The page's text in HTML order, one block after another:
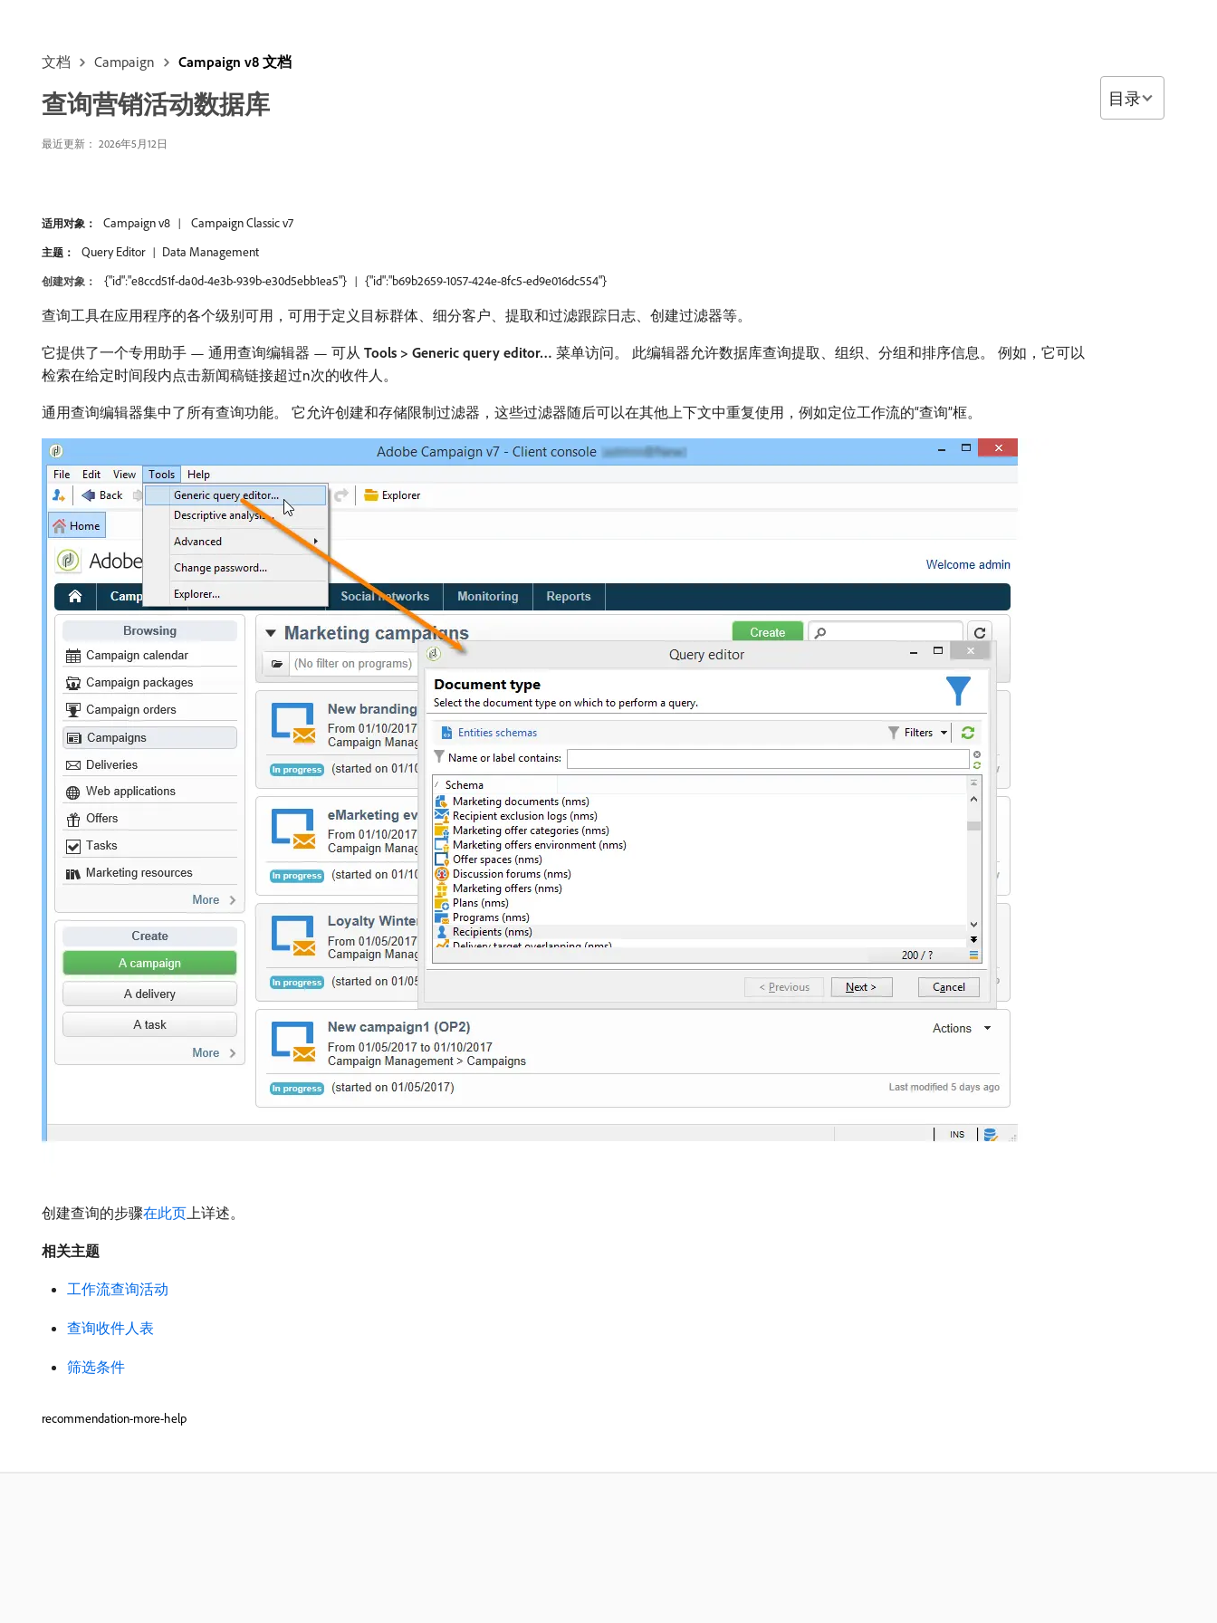
文档 Campaign Campaign v8 文档
查询营销活动数据库
最近更新： 2026年5月12日
适用对象： Campaign v8 Campaign Classic v7
主题： Query Editor Data Management
创建对象： {"id":"e8ccd51f-da0d-4e3b-939b-e30d5ebb1ea5"} {"id":"b69b2659-1057-424e-8fc5-ed9e016dc554"}
查询工具在应用程序的各个级别可用，可用于定义目标群体、细分客户、提取和过滤跟踪日志、创建过滤器等。
它提供了一个专用助手 — 通用查询编辑器 — 可从​ Tools > Generic query editor… ​菜单访问。 此编辑器允许数据库查询提取、组织、分组和排序信息。 例如，它可以
检索在给定时间段内点击新闻稿链接超过n次的收件人。
通用查询编辑器集中了所有查询功能。 它允许创建和存储限制过滤器，这些过滤器随后可以在其他上下文中重复使用，例如定位工作流的“查询”框。
创建查询的步骤在此页上详述。
相关主题
工作流查询活动
查询收件人表
筛选条件
recommendation-more-help
目录